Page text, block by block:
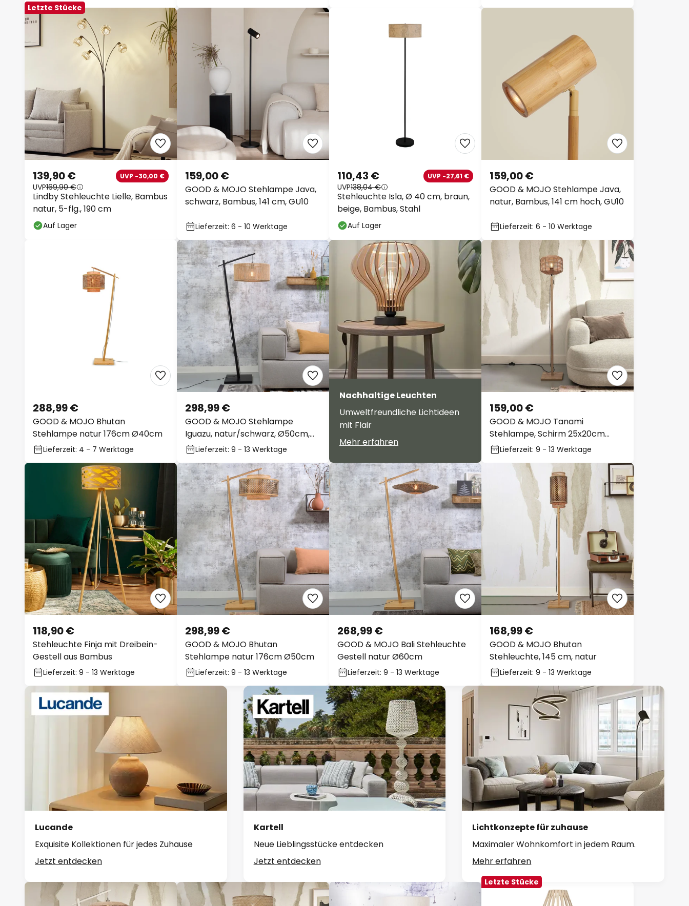
Letzte Stücke
Lindby Stehleuchte Lielle, Bambus
natur, 5-flg., 190 cm
139,90 € UVP -30,00 €
UVP169,90 €
Auf Lager
GOOD & MOJO Stehlampe Java,
schwarz, Bambus, 141 cm, GU10
159,00 €
Lieferzeit: 6 - 10 Werktage
Stehleuchte Isla, Ø 40 cm, braun,
beige, Bambus, Stahl
110,43 € UVP -27,61 €
UVP138,04 €
Auf Lager
GOOD & MOJO Stehlampe Java,
natur, Bambus, 141 cm hoch, GU10
159,00 €
Lieferzeit: 6 - 10 Werktage
GOOD & MOJO Bhutan
Stehlampe natur 176cm Ø40cm
288,99 €
Lieferzeit: 4 - 7 Werktage
GOOD & MOJO Stehlampe
Iguazu, natur/schwarz, Ø50cm,
Zylinder
298,99 €
Lieferzeit: 9 - 13 Werktage
Nachhaltige Leuchten
Umweltfreundliche Lichtideen
mit Flair
Mehr erfahren
GOOD & MOJO Tanami
Stehlampe, Schirm 25x20cm
natur
159,00 €
Lieferzeit: 9 - 13 Werktage
Stehleuchte Finja mit Dreibein-
Gestell aus Bambus
118,90 €
Lieferzeit: 9 - 13 Werktage
GOOD & MOJO Bhutan
Stehlampe natur 176cm Ø50cm
298,99 €
Lieferzeit: 9 - 13 Werktage
GOOD & MOJO Bali Stehleuchte
Gestell natur Ø60cm
268,99 €
Lieferzeit: 9 - 13 Werktage
GOOD & MOJO Bhutan
Stehleuchte, 145 cm, natur
168,99 €
Lieferzeit: 9 - 13 Werktage
Lucande
Exquisite Kollektionen für jedes Zuhause
Jetzt entdecken
Kartell
Neue Lieblingsstücke entdecken
Jetzt entdecken
Lichtkonzepte für zuhause
Maximaler Wohnkomfort in jedem Raum.
Mehr erfahren
Letzte Stücke